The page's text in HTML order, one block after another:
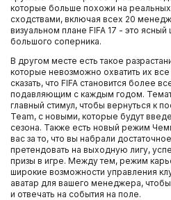
которые больше похожи на
сходствами, включая всех 20
визуальном плане FIFA 17 - это
большого соперника.
В другом месте есть такое
которые невозможно охватить их
сказать, что FIFA становится более
подавляющим с каждым годом.
главный стимул, чтобы вернуться к
Team, с новыми, которые будут
сезона. Также есть новый режим
вас за то, что вы набрали
претендовать на выходную лигу,
призы в игре. Между тем, режим
широкие возможности управления
аватар для вашего менеджера,
и отвечать на события на поле.